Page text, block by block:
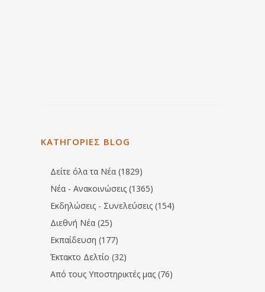
ΚΑΤΗΓΟΡΙΕΣ BLOG
Δείτε όλα τα Νέα (1829)
Νέα - Ανακοινώσεις (1365)
Εκδηλώσεις - Συνελεύσεις (154)
Διεθνή Νέα (25)
Εκπαίδευση (177)
Έκτακτο Δελτίο (32)
Από τους Υποστηρικτές μας (76)